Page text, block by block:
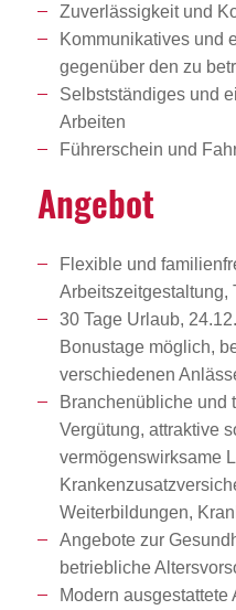
Zuverlässigkeit und
Kommunikatives und
gegenüber den zu
Selbstständiges und
Arbeiten
Führerschein und
Angebot
Flexible und
Arbeitszeitgestaltung,
30 Tage Urlaub,
Bonustage möglich,
verschiedenen
Branchenübliche und
Vergütung, attraktive
vermögenswirksame
Weiterbildungen,
Angebote zur
betriebliche
Modern